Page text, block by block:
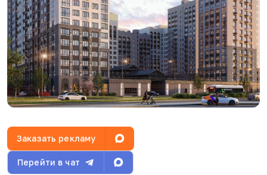
Заказать рекламу
Перейти в чат
Варвара
Видео